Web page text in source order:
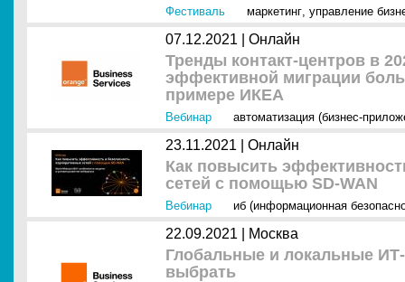
Фестиваль маркетинг, управление
07.12.2021 | Онлайн
Тренды контакт-центров в
эффективной миграции
примере ИКЕА
Вебинар автоматизация (бизнес-
23.11.2021 | Онлайн
Как повысить
сетей с помощью SD-WAN
Вебинар иб (информационная
22.09.2021 | Москва
Глобальные и локальные
выбрать